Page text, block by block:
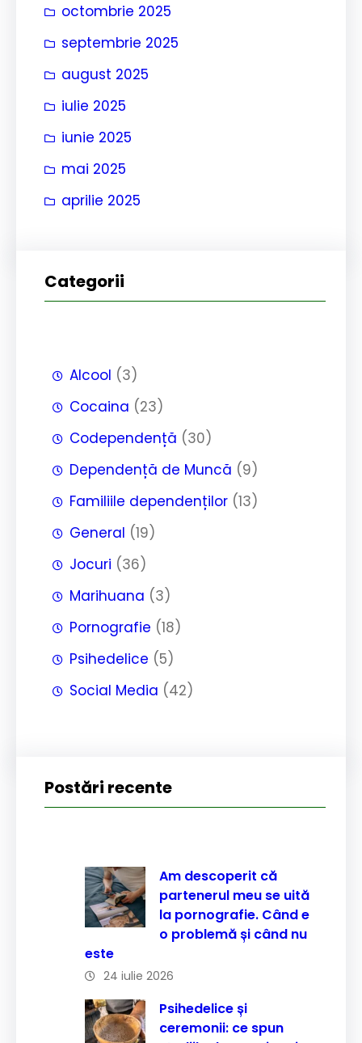
octombrie 2025
septembrie 2025
august 2025
iulie 2025
iunie 2025
mai 2025
aprilie 2025
Categorii
Alcool (3)
Cocaina (23)
Codependență (30)
Dependență de Muncă (9)
Familiile dependenților (13)
General (19)
Jocuri (36)
Marihuana (3)
Pornografie (18)
Psihedelice (5)
Social Media (42)
Postări recente
Am descoperit că
partenerul meu se uită
la pornografie. Când e
o problemă și când nu
este
24 iulie 2026
Psihedelice și
ceremonii: ce spun